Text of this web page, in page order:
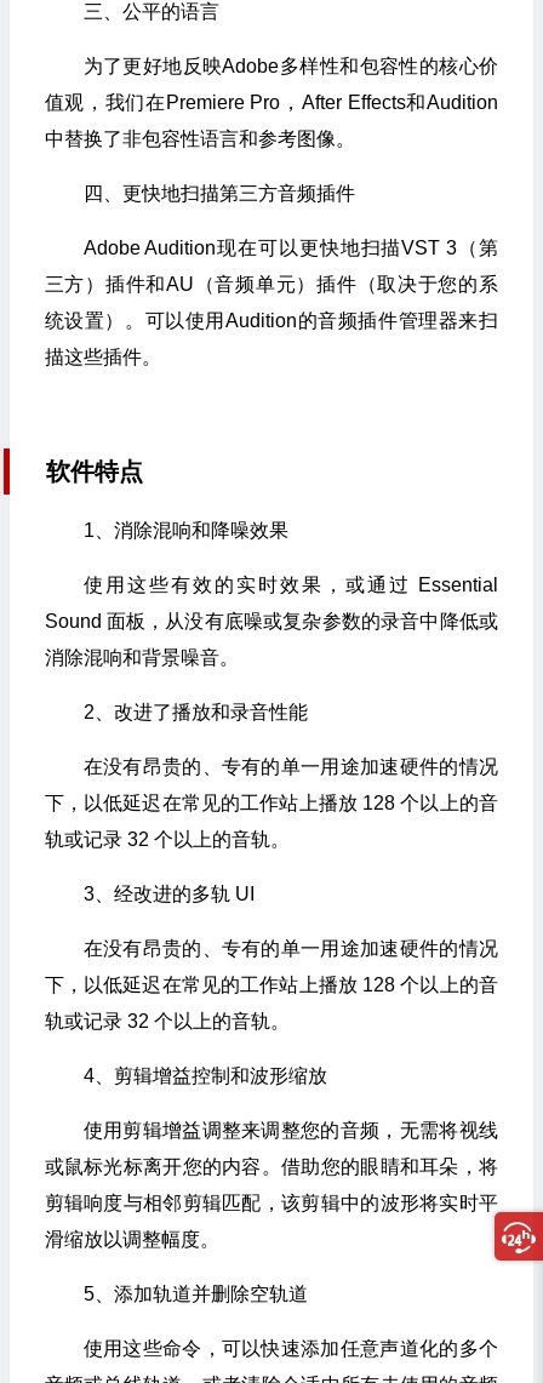
三、公平的语言
为了更好地反映Adobe多样性和包容性的核心价
值观，我们在Premiere Pro，After Effects和Audition
中替换了非包容性语言和参考图像。
四、更快地扫描第三方音频插件
Adobe Audition现在可以更快地扫描VST 3（第
三方）插件和AU（音频单元）插件（取决于您的系
统设置）。可以使用Audition的音频插件管理器来扫
描这些插件。
软件特点
1、消除混响和降噪效果
使用这些有效的实时效果，或通过 Essential
Sound 面板，从没有底噪或复杂参数的录音中降低或
消除混响和背景噪音。
2、改进了播放和录音性能
在没有昂贵的、专有的单一用途加速硬件的情况
下，以低延迟在常见的工作站上播放 128 个以上的音
轨或记录 32 个以上的音轨。
3、经改进的多轨 UI
在没有昂贵的、专有的单一用途加速硬件的情况
下，以低延迟在常见的工作站上播放 128 个以上的音
轨或记录 32 个以上的音轨。
4、剪辑增益控制和波形缩放
使用剪辑增益调整来调整您的音频，无需将视线
或鼠标光标离开您的内容。借助您的眼睛和耳朵，将
剪辑响度与相邻剪辑匹配，该剪辑中的波形将实时平
滑缩放以调整幅度。
5、添加轨道并删除空轨道
使用这些命令，可以快速添加任意声道化的多个